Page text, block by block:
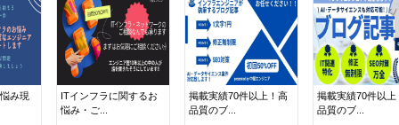
み現
ITインフラに関するお
悩み・ご...
掲載実績70件以上！高
品質のブ...
掲載実績70件以上
品質のブ...